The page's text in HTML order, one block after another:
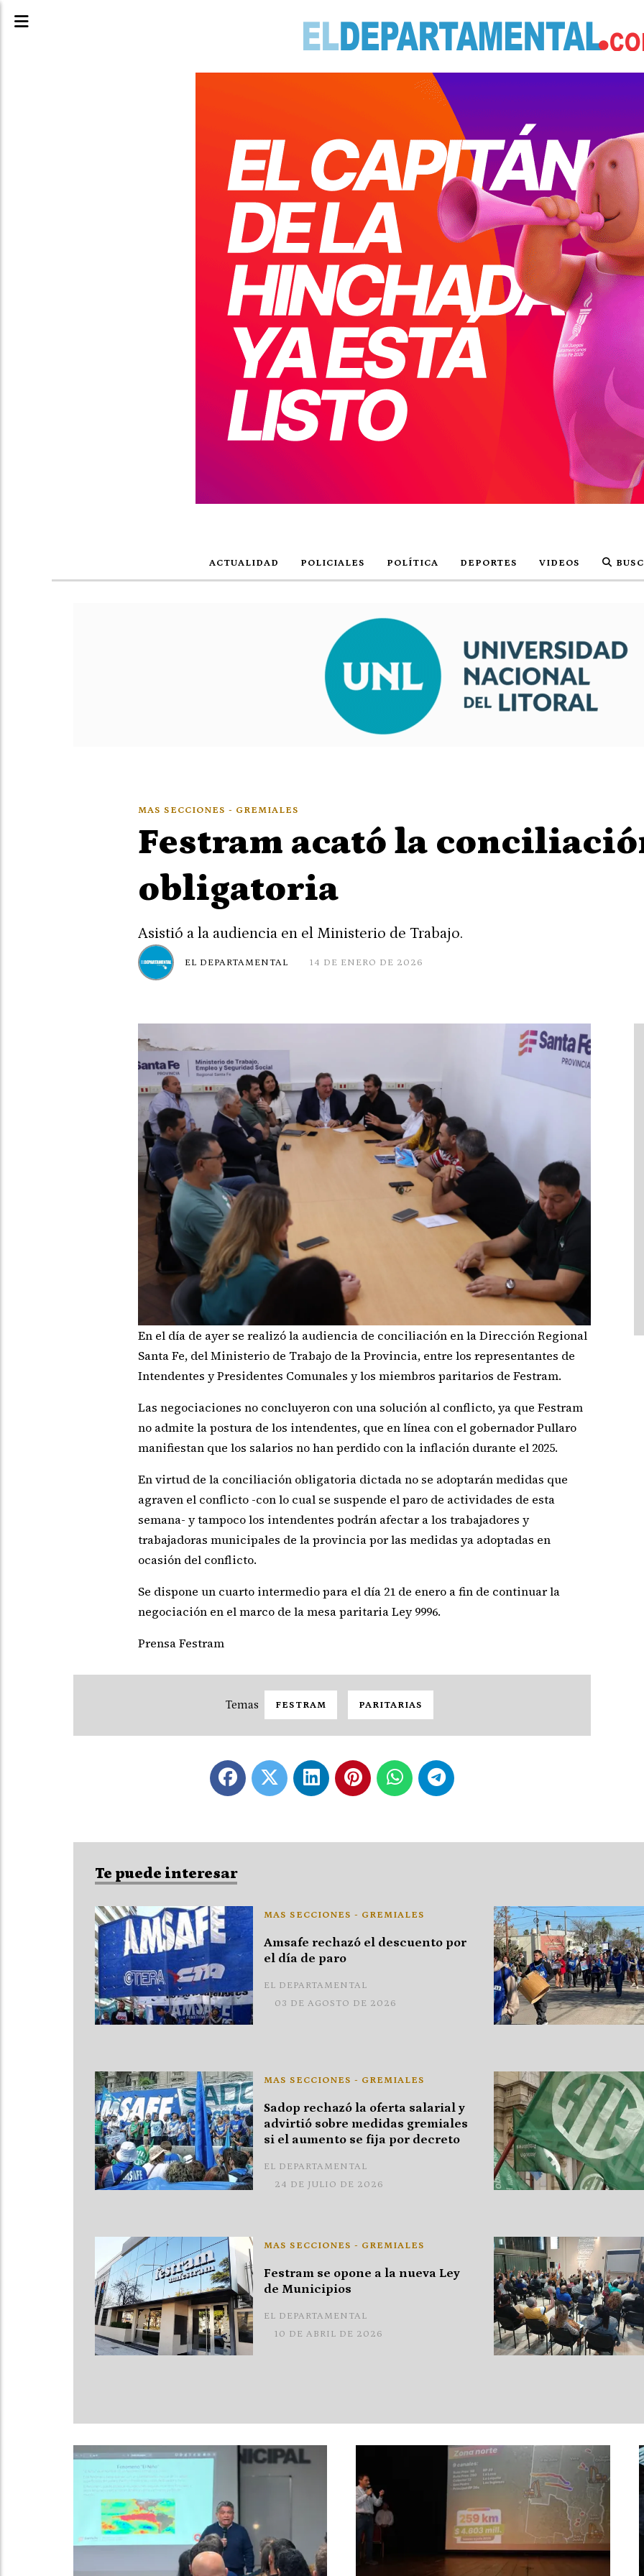
ACTUALIDAD POLICIALES POLÍTICA DEPORTES VIDEOS
Festram acató la
obligatoria
Asistió a la audiencia en el Ministerio de Trabajo.
MAS SECCIONES - GREMIALES
14 DE ENERO DE 2026
EL DEPARTAMENTAL
En el día de ayer se realizó la audiencia de conciliación en la Dirección Regional
Santa Fe, del Ministerio de Trabajo de la Provincia, entre los representantes de
Intendentes y Presidentes Comunales y los miembros paritarios de Festram.
Las negociaciones no concluyeron con una solución al conflicto, ya que Festram
no admite la postura de los intendentes, que en línea con el gobernador Pullaro
manifiestan que los salarios no han perdido con la inflación durante el 2025.
En virtud de la conciliación obligatoria dictada no se adoptarán medidas que
agraven el conflicto -con lo cual se suspende el paro de actividades de esta
semana- y tampoco los intendentes podrán afectar a los trabajadores y
trabajadoras municipales de la provincia por las medidas ya adoptadas en
ocasión del conflicto.
Se dispone un cuarto intermedio para el día 21 de enero a fin de continuar la
negociación en el marco de la mesa paritaria Ley 9996.
Prensa Festram
FESTRAM PARITARIAS
Te puede interesar
Amsafe rechazó el descuento por
el día de paro
EL DEPARTAMENTAL
MAS SECCIONES - GREMIALES
03 DE AGOSTO DE 2026
Sadop rechazó la oferta salarial y
advirtió sobre medidas gremiales
si el aumento se fija por decreto
EL DEPARTAMENTAL
MAS SECCIONES - GREMIALES
24 DE JULIO DE 2026
Festram se opone a la nueva Ley
de Municipios
EL DEPARTAMENTAL
MAS SECCIONES - GREMIALES
10 DE ABRIL DE 2026